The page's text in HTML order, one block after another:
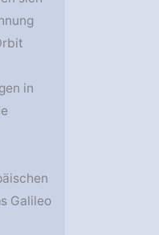
in
Galileo